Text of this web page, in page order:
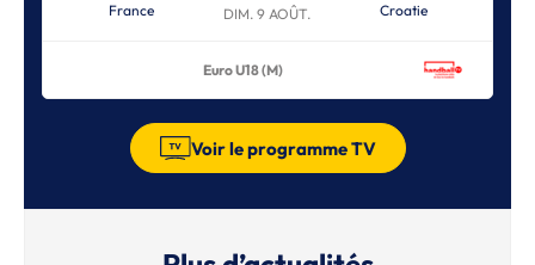
France DIM. 9 AOÛT. Croatie
Euro U18 (M)
Voir le programme TV